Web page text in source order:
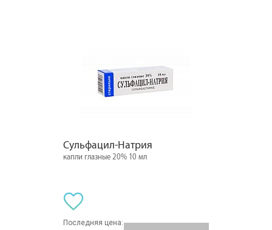
Сульфацил-Натрия
капли глазные 20% 10 мл
Последняя цена: